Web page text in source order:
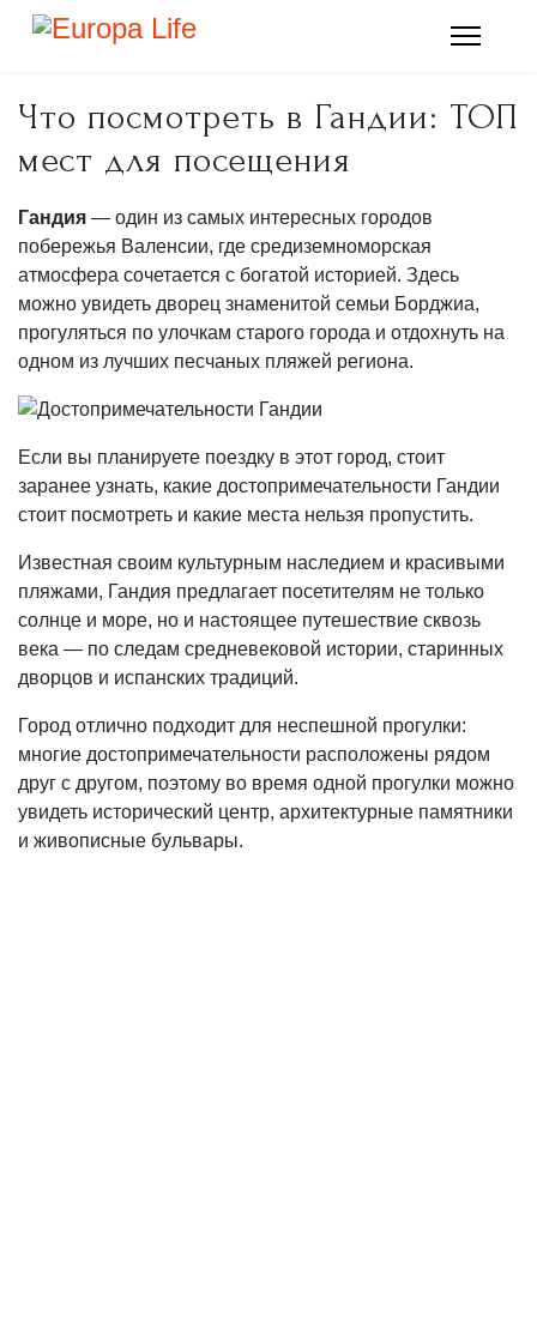
Что посмотреть в Гандии: ТОП
мест для посещения
Гандия — один из самых интересных городов
побережья Валенсии, где средиземноморская
атмосфера сочетается с богатой историей. Здесь
можно увидеть дворец знаменитой семьи Борджиа,
прогуляться по улочкам старого города и отдохнуть на
одном из лучших песчаных пляжей региона.
Если вы планируете поездку в этот город, стоит
заранее узнать, какие достопримечательности Гандии
стоит посмотреть и какие места нельзя пропустить.
Известная своим культурным наследием и красивыми
пляжами, Гандия предлагает посетителям не только
солнце и море, но и настоящее путешествие сквозь
века — по следам средневековой истории, старинных
дворцов и испанских традиций.
Город отлично подходит для неспешной прогулки:
многие достопримечательности расположены рядом
друг с другом, поэтому во время одной прогулки можно
увидеть исторический центр, архитектурные памятники
и живописные бульвары.